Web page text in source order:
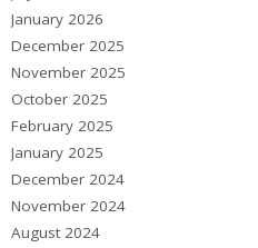
January 2026
December 2025
November 2025
October 2025
February 2025
January 2025
December 2024
November 2024
August 2024